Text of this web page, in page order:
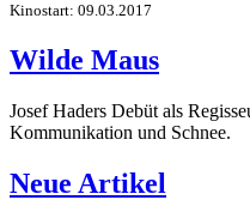
Kinostart: 09.03.2017
Wilde Maus
Josef Haders Debüt als
Kommunikation und Schnee.
Neue Artikel